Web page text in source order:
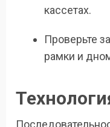
кассетах.
Проверьте
рамки и